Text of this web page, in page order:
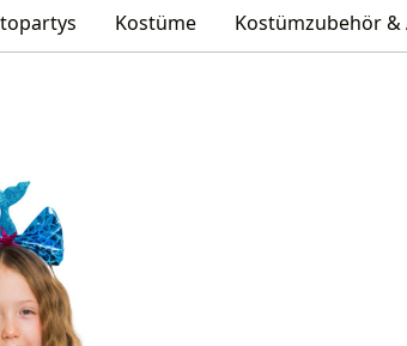
Kostüme Kostümzubehör &